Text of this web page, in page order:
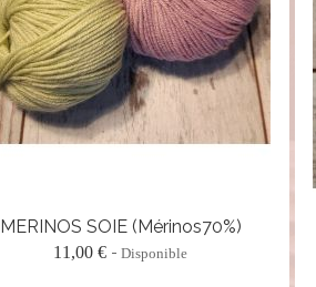
MERINOS SOIE (mérinos70%)
11,00 € Disponible